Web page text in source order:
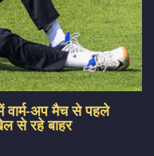
वार्म-अप मैच से पहले
से रहे बाहर